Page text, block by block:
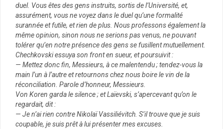
duel. Vous êtes des gens instruits, sortis de l’Université, et,
assurément, vous ne voyez dans le duel qu’une formalité
surannée et futile, et rien de plus. Nous professons également la
même opinion, sinon nous ne serions pas venus, ne pouvant
tolérer qu’en notre présence des gens se fusillent mutuellement.
Chechkovski essuya son front en sueur, et poursuivit :
— Mettez donc fin, Messieurs, à ce malentendu ; tendez-vous la
main l’un à l’autre et retournons chez nous boire le vin de la
réconciliation. Parole d’honneur, Messieurs.
Von Koren garda le silence ; et Laïevski, s’apercevant qu’on le
regardait, dit :
— Je n’ai rien contre Nikolaï Vassiliévitch. S’il trouve que je suis
coupable, je suis prêt à lui présenter mes excuses.